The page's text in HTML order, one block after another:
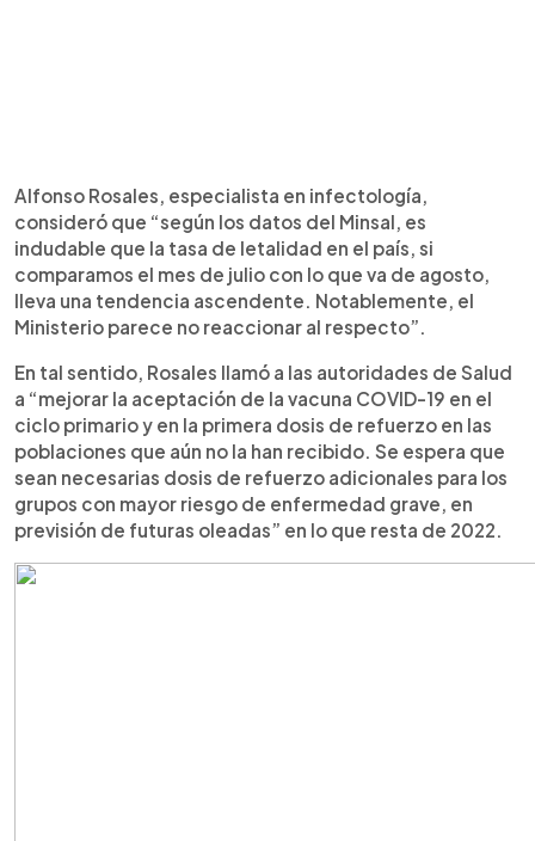
Alfonso Rosales, especialista en infectología,
consideró que “según los datos del Minsal, es
indudable que la tasa de letalidad en el país, si
comparamos el mes de julio con lo que va de agosto,
lleva una tendencia ascendente. Notablemente, el
Ministerio parece no reaccionar al respecto”.
En tal sentido, Rosales llamó a las autoridades de Salud
a “mejorar la aceptación de la vacuna COVID-19 en el
ciclo primario y en la primera dosis de refuerzo en las
poblaciones que aún no la han recibido. Se espera que
sean necesarias dosis de refuerzo adicionales para los
grupos con mayor riesgo de enfermedad grave, en
previsión de futuras oleadas” en lo que resta de 2022.